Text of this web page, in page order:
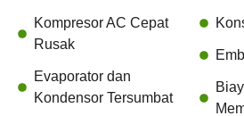
Kompresor AC Cepat
Rusak
Evaporator dan
Kondensor Tersumbat